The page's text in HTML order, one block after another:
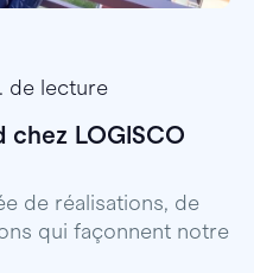
de lecture
chez LOGISCO
de réalisations, de
qui façonnent notre